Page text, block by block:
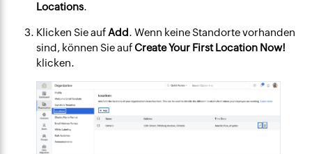
Locations.
Klicken Sie aufAdd. Wenn keine Standorte vorhanden
sind, können Sie aufCreate Your First Location Now!
klicken.